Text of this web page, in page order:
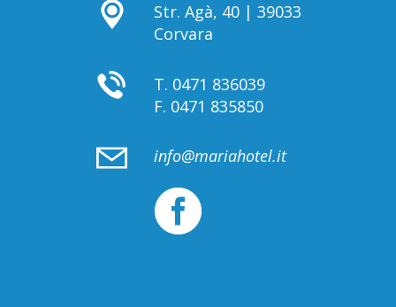
Str. Agà, 40 | 39033
Corvara
T. 0471 836039
F. 0471 835850
info@mariahotel.it